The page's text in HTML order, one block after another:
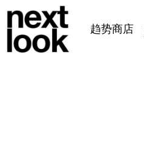
趋势商店